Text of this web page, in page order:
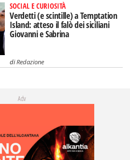
SOCIAL E CURIOSITÀ
Verdetti (e scintille) a Temptation
Island: atteso il falò dei siciliani
Giovanni e Sabrina
diRedazione
Adv